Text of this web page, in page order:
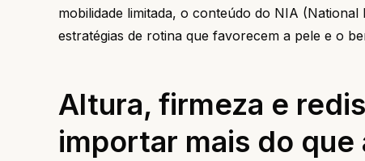
mobilidade limitada, o conteúdo do NIA (National
estratégias de rotina que favorecem a pele e o
Altura, firmeza e
importar mais do que